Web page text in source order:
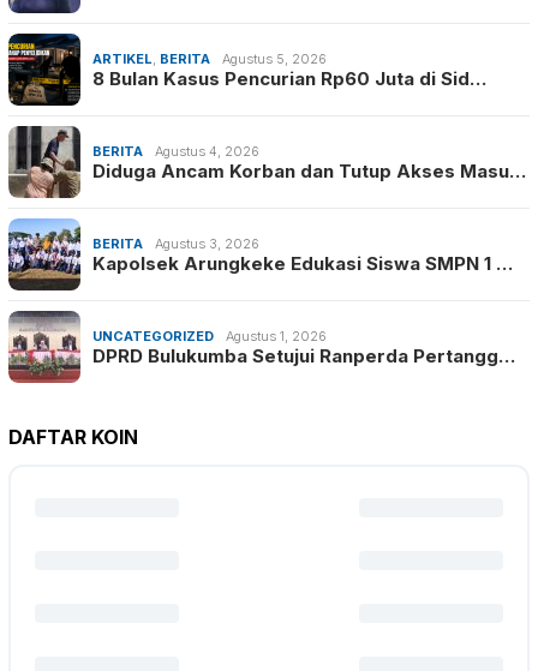
ARTIKEL, BERITA Agustus 5, 2026
8 Bulan Kasus Pencurian Rp60 Juta di Sid…
BERITA Agustus 4, 2026
Diduga Ancam Korban dan Tutup Akses Masu…
BERITA Agustus 3, 2026
Kapolsek Arungkeke Edukasi Siswa SMPN 1 …
UNCATEGORIZED Agustus 1, 2026
DPRD Bulukumba Setujui Ranperda Pertangg…
DAFTAR KOIN